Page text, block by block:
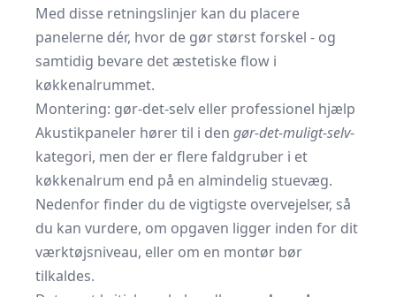
Med disse retningslinjer kan du placere
panelerne dér, hvor de gør størst forskel - og
samtidig bevare det æstetiske flow i
køkkenalrummet.
Montering: gør-det-selv eller professionel hjælp
Akustikpaneler hører til i den gør-det-muligt-selv-
kategori, men der er flere faldgruber i et
køkkenalrum end på en almindelig stuevæg.
Nedenfor finder du de vigtigste overvejelser, så
du kan vurdere, om opgaven ligger inden for dit
værktøjsniveau, eller om en montør bør
tilkaldes.